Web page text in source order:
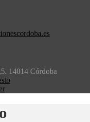
14014 Córdoba